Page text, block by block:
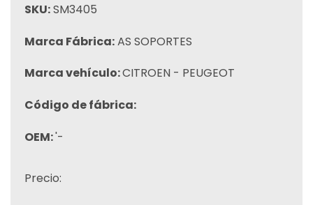
SKU:SM3405
Marca Fábrica:AS SOPORTES
Marca vehículo:CITROEN - PEUGEOT
Código de fábrica:
OEM:'-
Precio: